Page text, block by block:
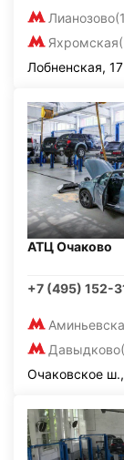
Лианозово
Яхромская
Лобненская, 17
АТЦ Очаково
+7 (495) 152-
Давыдково
Очаковское